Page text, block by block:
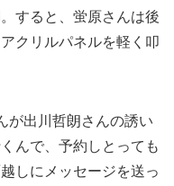
すると、蛍原さんは後
クリルパネルを軽く叩
出川哲朗さんの誘い
んで、予約しとっても
しにメッセージを送っ